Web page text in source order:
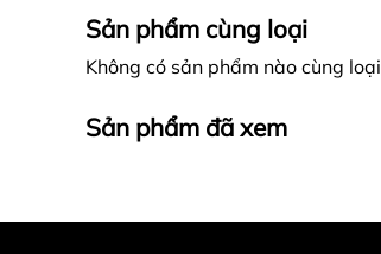
Sản phẩm cùng loại
Không có sản phẩm nào cùng loại
Sản phẩm đã xem